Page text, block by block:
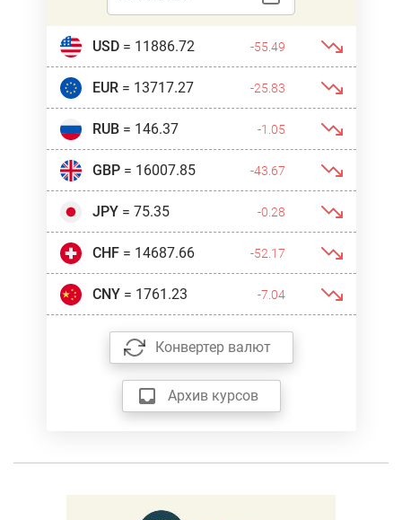
USD= 11886.72 -55.49
EUR= 13717.27 -25.83
RUB= 146.37 -1.05
GBP= 16007.85 -43.67
JPY= 75.35 -0.28
CHF= 14687.66 -52.17
CNY= 1761.23 -7.04
Конвертер валют
Архив курсов